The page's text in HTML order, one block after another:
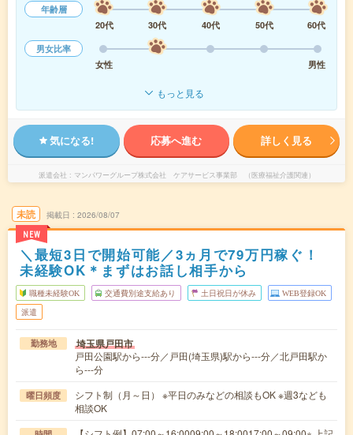
年齢層
20代
30代 40代 50代
60代
男女比率
女性
男性
もっと見る
気になる! 応募へ進む 詳しく見る
派遣会社 マンパワーグループ株式会社 ケアサービス事業部 （医療福祉介護関連）
未読
NEW
掲載日 2026/08/07
＼最短3日で開始可能／3ヵ月で79万円稼ぐ！
未経験OK＊まずはお話し相手から
職種未経験OK 交通費別途支給あり 土日祝日が休み WEB登録OK
派遣
勤務地 埼玉県戸田市
戸田公園駅から---分／戸田(埼玉県)駅から---分／北戸田駅か
ら---分
曜日頻度
シフト制（月～日） ※平日のみなどの相談もOK ※週3なども
相談OK